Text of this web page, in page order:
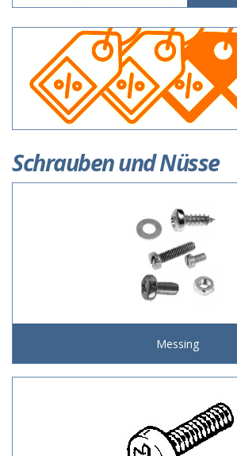
Schrauben und Nüsse
Messing